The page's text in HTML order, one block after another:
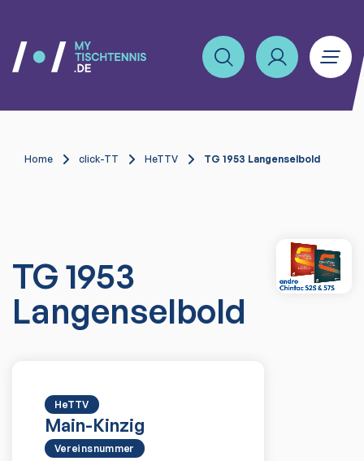
Home click-TT HeTTV TG 1953 Langenselbold
TG 1953
Langenselbold
HeTTV
Main-Kinzig
Vereinsnummer